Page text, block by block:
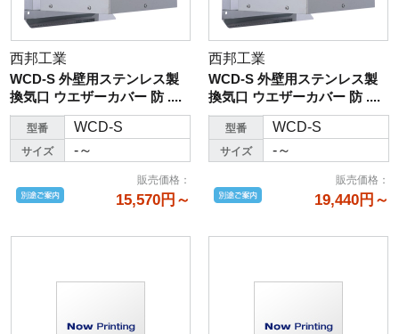
西邦工業
WCD-S 外壁用ステンレス製
換気口 ウエザーカバー 防 ....
型番 WCD-S
サイズ -～
販売価格 ：
15,570円～
西邦工業
WCD-S 外壁用ステンレス製
換気口 ウエザーカバー 防 ....
型番 WCD-S
サイズ -～
販売価格 ：
19,440円～